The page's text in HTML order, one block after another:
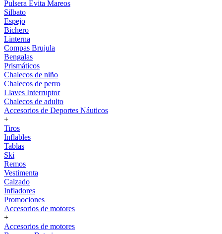
Pulsera Evita Mareos
Silbato
Espejo
Bichero
Linterna
Compas Brujula
Bengalas
Prismáticos
Chalecos de niño
Chalecos de perro
Llaves Interruptor
Chalecos de adulto
Accesorios de Deportes Náuticos
+
Tiros
Inflables
Tablas
Ski
Remos
Vestimenta
Calzado
Infladores
Promociones
Accesorios de motores
+
Accesorios de motores